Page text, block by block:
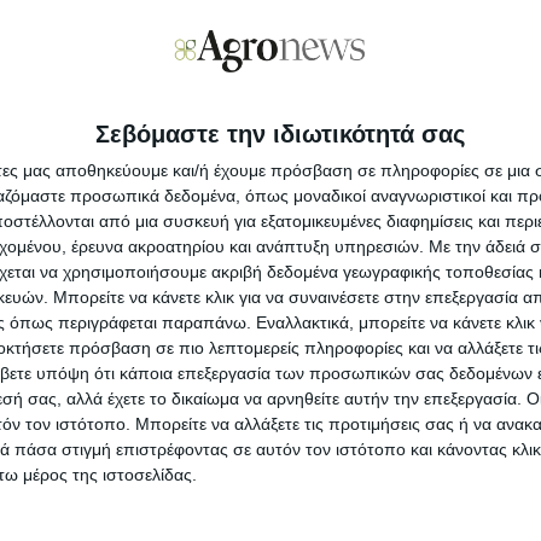
Σεβόμαστε την ιδιωτικότητά σας
μας αποθηκεύουμε και/ή έχουμε πρόσβαση σε πληροφορίες σε
προσωπικά δεδομένα, όπως μοναδικοί αναγνωριστικοί και
από μια συσκευή για εξατομικευμένες διαφημίσεις και
έρευνα ακροατηρίου και ανάπτυξη υπηρεσιών. Με την άδειά
να χρησιμοποιήσουμε ακριβή δεδομένα γεωγραφικής τοποθεσίας
Μπορείτε να κάνετε κλικ για να συναινέσετε στην επεξεργασία
περιγράφεται παραπάνω. Εναλλακτικά, μπορείτε να κάνετε κλικ
πρόσβαση σε πιο λεπτομερείς πληροφορίες και να αλλάξετε
υπόψη ότι κάποια επεξεργασία των προσωπικών σας δεδομένων
σας, αλλά έχετε το δικαίωμα να αρνηθείτε αυτήν την επεξεργασία.
τον ιστότοπο. Μπορείτε να αλλάξετε τις προτιμήσεις σας ή να
στιγμή επιστρέφοντας σε αυτόν τον ιστότοπο και κάνοντας
μέρος της ιστοσελίδας.
από ορισμένο χρονοδιάγραμμα
σου λέει, δίνει έμφαση στους ελέγχους,
ότι οι ενισχύσεις θα καταλήξουν
Όμως αυτό για τους παραγωγούς
στην πληρωμή.
η πλατφόρμα για την υποβολή
Πρόκειται, σου λέει, για εργαλείο
για πολλούς παραγωγούς αυτό σημαίνει
βάρος, σε ένα ήδη πολύπλοκο σύστημα
απλήρωτοι χιλιάδες πληγέντες
τον Σεπτέμβριο του 2023, που
λόγω των φερτών υλικών. Και
∆ημήτρης Κουρέτας, για
σε αστοχίες, τεχνικά ή διαδικαστικά
καλλιεργητές, ενώ τίθεται σοβαρό
του πρωτογενούς τομέα στην
η αδικία, ζητά ο
Με
Σε